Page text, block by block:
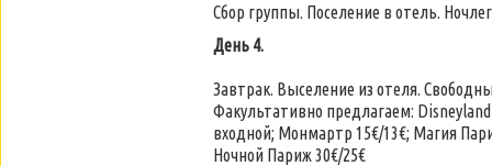
Сбор группы. Поселение в отель. Ночлег
День 4.
Завтрак. Выселение из отеля.
Факультативно предлагаем:
входной; Монмартр 15€/13€; Магия
Ночной Париж 30€/25€